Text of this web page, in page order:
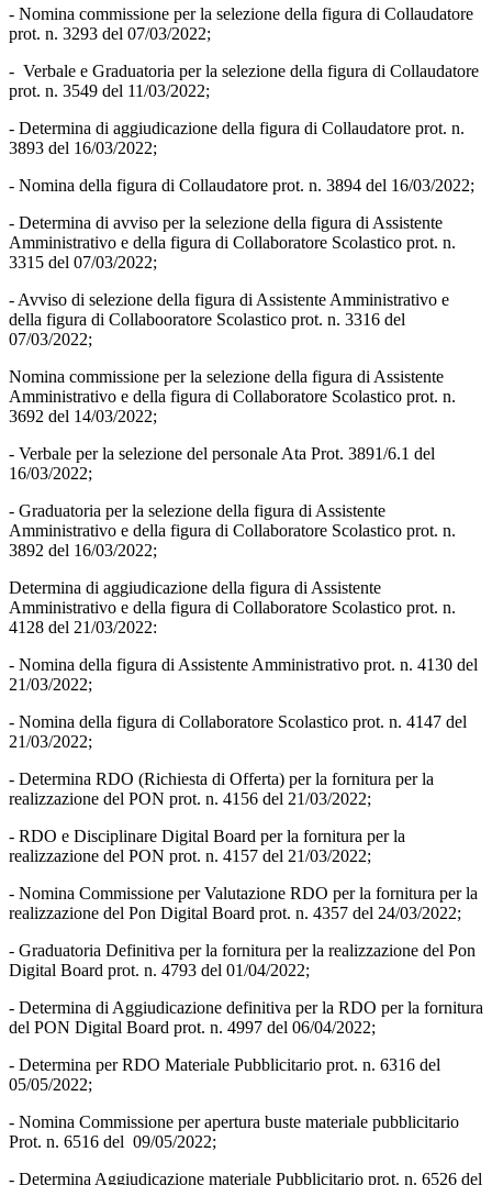
- Nomina commissione per la selezione della figura di Collaudatore
prot. n. 3293 del 07/03/2022;
- Verbale e Graduatoria per la selezione della figura di Collaudatore
prot. n. 3549 del 11/03/2022;
- Determina di aggiudicazione della figura di Collaudatore prot. n.
3893 del 16/03/2022;
- Nomina della figura di Collaudatore prot. n. 3894 del 16/03/2022;
- Determina di avviso per la selezione della figura di Assistente
Amministrativo e della figura di Collaboratore Scolastico prot. n.
3315 del 07/03/2022;
- Avviso di selezione della figura di Assistente Amministrativo e
della figura di Collabooratore Scolastico prot. n. 3316 del
07/03/2022;
Nomina commissione per la selezione della figura di Assistente
Amministrativo e della figura di Collaboratore Scolastico prot. n.
3692 del 14/03/2022;
- Verbale per la selezione del personale Ata Prot. 3891/6.1 del
16/03/2022;
- Graduatoria per la selezione della figura di Assistente
Amministrativo e della figura di Collaboratore Scolastico prot. n.
3892 del 16/03/2022;
Determina di aggiudicazione della figura di Assistente
Amministrativo e della figura di Collaboratore Scolastico prot. n.
4128 del 21/03/2022:
- Nomina della figura di Assistente Amministrativo prot. n. 4130 del
21/03/2022;
- Nomina della figura di Collaboratore Scolastico prot. n. 4147 del
21/03/2022;
- Determina RDO (Richiesta di Offerta) per la fornitura per la
realizzazione del PON prot. n. 4156 del 21/03/2022;
- RDO e Disciplinare Digital Board per la fornitura per la
realizzazione del PON prot. n. 4157 del 21/03/2022;
- Nomina Commissione per Valutazione RDO per la fornitura per la
realizzazione del Pon Digital Board prot. n. 4357 del 24/03/2022;
- Graduatoria Definitiva per la fornitura per la realizzazione del Pon
Digital Board prot. n. 4793 del 01/04/2022;
- Determina di Aggiudicazione definitiva per la RDO per la fornitura
del PON Digital Board prot. n. 4997 del 06/04/2022;
- Determina per RDO Materiale Pubblicitario prot. n. 6316 del
05/05/2022;
- Nomina Commissione per apertura buste materiale pubblicitario
Prot. n. 6516 del 09/05/2022;
- Determina Aggiudicazione materiale Pubblicitario prot. n. 6526 del